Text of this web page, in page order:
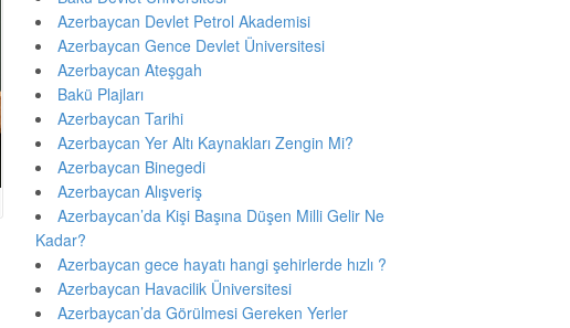
Azerbaycan Devlet Petrol Akademisi
Azerbaycan Gence Devlet Üniversitesi
Azerbaycan Ateşgah
Bakü Plajları
Azerbaycan Tarihi
Azerbaycan Yer Altı Kaynakları Zengin Mi?
Azerbaycan Binegedi
Azerbaycan Alışveriş
Azerbaycan’da Kişi Başına Düşen Milli Gelir Ne
Kadar?
Azerbaycan gece hayatı hangi şehirlerde hızlı ?
Azerbaycan Havacilik Üniversitesi
Azerbaycan’da Görülmesi Gereken Yerler